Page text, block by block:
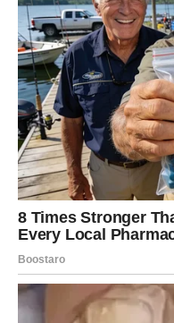
da cene. Tokom
srodna duša koja
nežnošću i sigurnošću.
Ovaj susret može
nosi snažnu emociju.
bude ono što jeste, bez
Razgovori su puni
prisustvo druge osobe
Srodna duša Bika dolazi
u njegovoj punoj dubini.
ljubav ne mora da bude
snaga i radost.